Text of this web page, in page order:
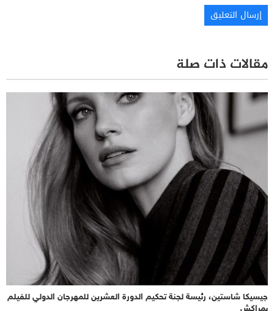
مقالات ذات صلة
جيسيكا شاستين، رئيسة لجنة تحكيم الدورة العشرين للمهرجان الدولي للفيلم